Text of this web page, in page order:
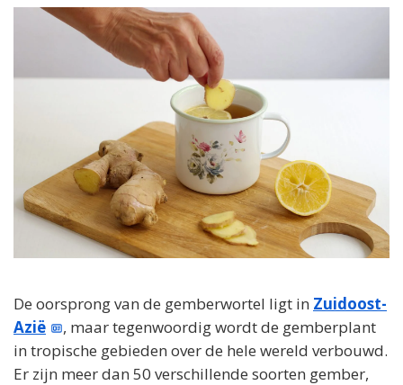
De oorsprong van de gemberwortel ligt in Zuidoost-
Azië
, maar tegenwoordig wordt de gemberplant
in tropische gebieden over de hele wereld verbouwd.
Er zijn meer dan 50 verschillende soorten gember,